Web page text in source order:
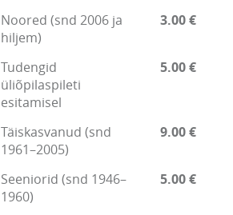
Noored (snd 2006 ja
hiljem)
3.00 €
Tudengid
üliõpilaspileti
esitamisel
5.00 €
Täiskasvanud (snd
1961–2005)
9.00 €
Seeniorid (snd 1946–
1960)
5.00 €